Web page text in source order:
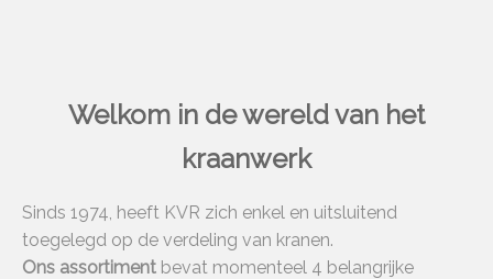
Welkom in de wereld van het
kraanwerk
Sinds 1974, heeft KVR zich enkel en uitsluitend
toegelegd op de verdeling van kranen.
Ons assortiment bevat momenteel 4 belangrijke